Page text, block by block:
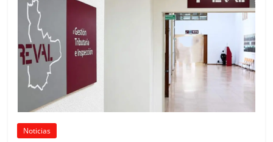
Noticias